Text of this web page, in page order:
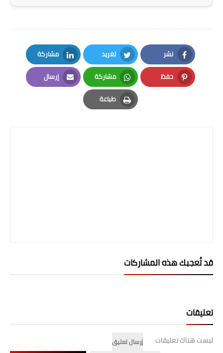
نشر
Facebook
تغريد
Twitter
مشاركة
LinkedIn
حفظ
Pinterest
مشاركة
Whatsapp
إرسال
Email
طباعة
Print
قد تُعجبك هذه المشاركات
تعليقات
ليست هناك تعليقات
إرسال تعليق